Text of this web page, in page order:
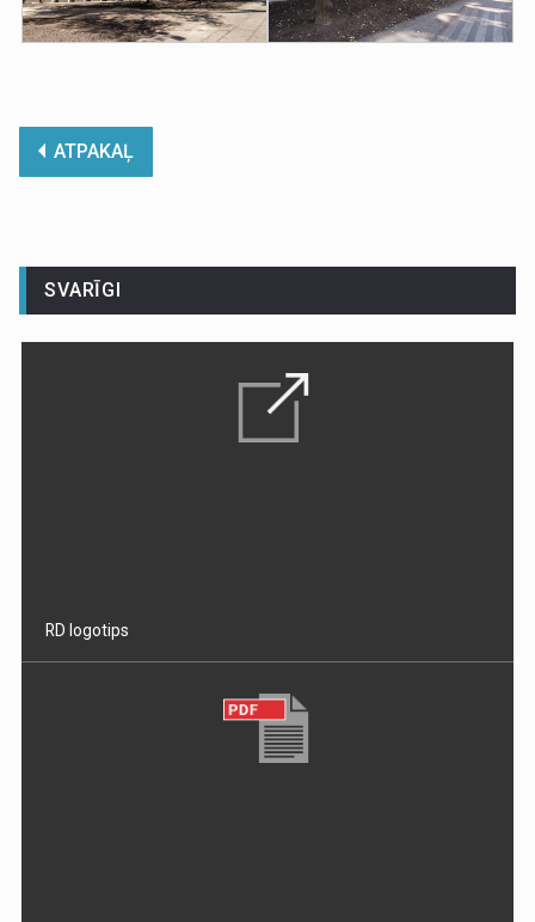
ATPAKAĻ
SVARĪGI
RD logotips